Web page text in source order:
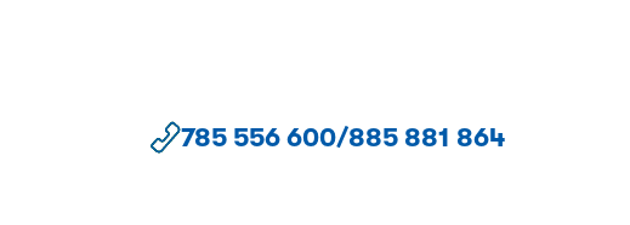
785 556 600/885 881 864